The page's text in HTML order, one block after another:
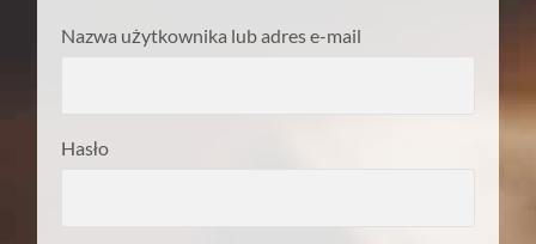
Nazwa użytkownika lub adres e-mail
Hasło